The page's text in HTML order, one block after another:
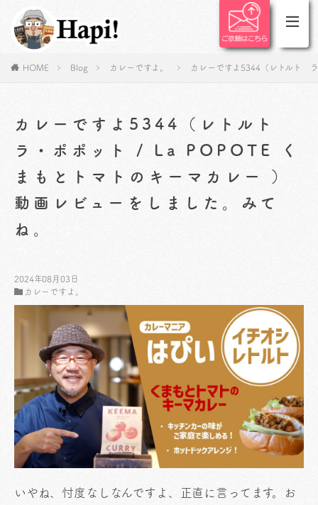
HOME Blog カレーですよ。 カレーですよ5344（レトルト
カレーですよ5344（レトルト
ラ・ポポット / La POPOTE く
まもとトマトのキーマカレー ）
動画レビューをしました。みて
ね。
2024年08月03日
カレーですよ。
いやね、忖度なしなんですよ、正直に言ってます。お